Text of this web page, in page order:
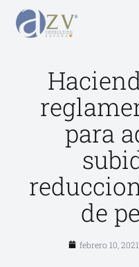
para
de
febrero 10, 2021